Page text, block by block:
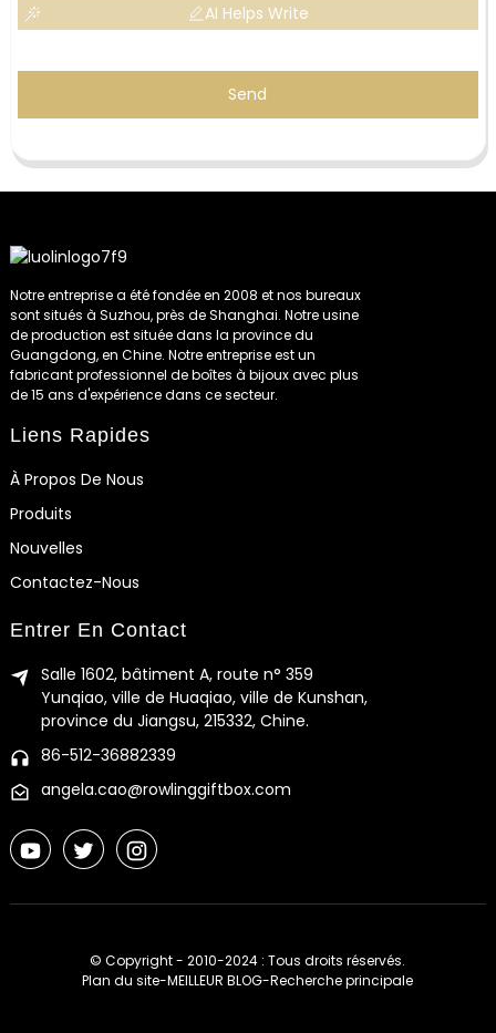
AI Helps Write
Send
Notre entreprise a été fondée en 2008 et nos bureaux
sont situés à Suzhou, près de Shanghai. Notre usine
de production est située dans la province du
Guangdong, en Chine. Notre entreprise est un
fabricant professionnel de boîtes à bijoux avec plus
de 15 ans d'expérience dans ce secteur.
Liens Rapides
À Propos De Nous
Produits
Nouvelles
Contactez-Nous
Entrer En Contact
Salle 1602, bâtiment A, route n° 359
Yunqiao, ville de Huaqiao, ville de Kunshan,
province du Jiangsu, 215332, Chine.
86-512-36882339
angela.cao@rowlinggiftbox.com
© Copyright - 2010-2024 : Tous droits réservés.
Plan du site-MEILLEUR BLOG-Recherche principale